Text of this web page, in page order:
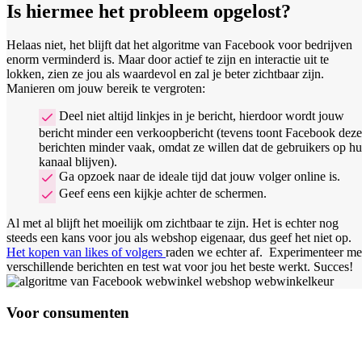
Is hiermee het probleem opgelost?
Helaas niet, het blijft dat het algoritme van Facebook voor bedrijven
enorm verminderd is. Maar door actief te zijn en interactie uit te
lokken, zien ze jou als waardevol en zal je beter zichtbaar zijn.
Manieren om jouw bereik te vergroten:
Deel niet altijd linkjes in je bericht, hierdoor wordt jouw
bericht minder een verkoopbericht (tevens toont Facebook deze
berichten minder vaak, omdat ze willen dat de gebruikers op
kanaal blijven).
Ga opzoek naar de ideale tijd dat jouw volger online is.
Geef eens een kijkje achter de schermen.
Al met al blijft het moeilijk om zichtbaar te zijn. Het is echter nog
steeds een kans voor jou als webshop eigenaar, dus geef het niet op.
Het kopen van likes of volgers raden we echter af. Experimenteer
verschillende berichten en test wat voor jou het beste werkt. Succes!
Voor consumenten